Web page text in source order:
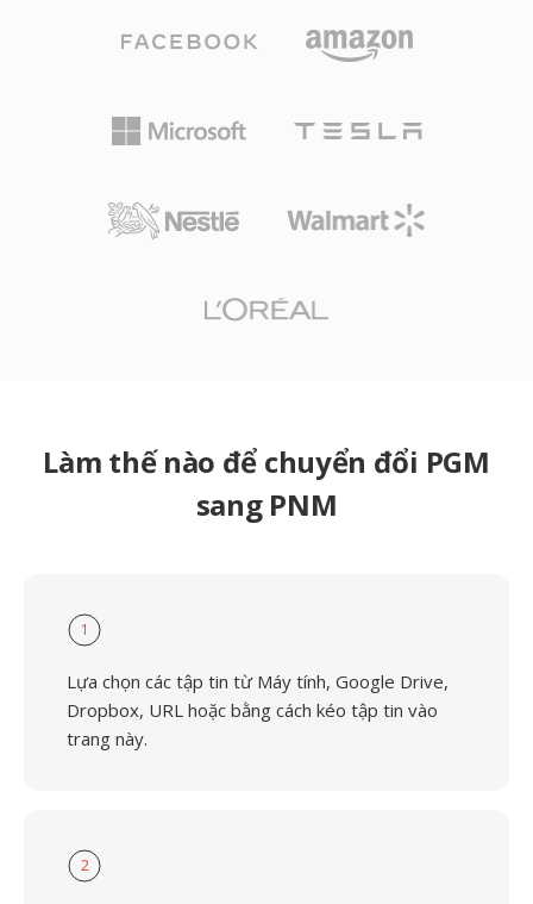
Làm thế nào để chuyển đổi PGM
sang PNM
1
Lựa chọn các tập tin từ Máy tính, Google Drive,
Dropbox, URL hoặc bằng cách kéo tập tin vào
trang này.
2